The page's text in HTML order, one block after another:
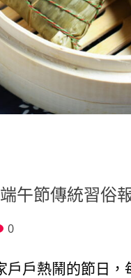
午節傳統習俗
0
戶戶熱鬧的節日